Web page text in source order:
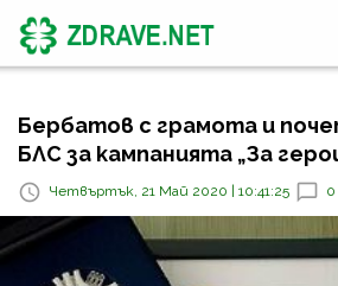
Бербатов с грамота и
БЛС за кампанията „За
Четвъртък, 21 Май 2020 | 10:41:25 0